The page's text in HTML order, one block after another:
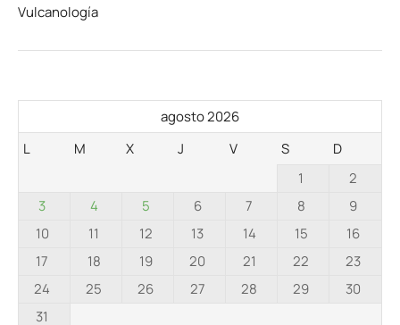
Vulcanología
agosto 2026
L
M X J V S
D
1
2
3
4 5 6 7 8
9
10
11 12 13 14 15
16
17
18 19 20 21 22
23
24
25 26 27 28 29
30
31